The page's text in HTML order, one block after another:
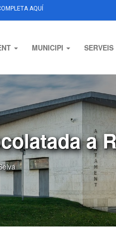
AQUÍ
MUNICIPI SERVEIS
a